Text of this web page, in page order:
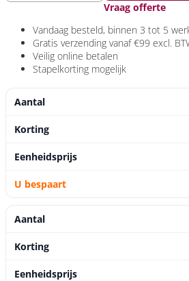
Vraag offerte
Vandaag besteld, binnen 3 tot 5
Gratis verzending vanaf €99 excl.
Veilig online betalen
Stapelkorting mogelijk